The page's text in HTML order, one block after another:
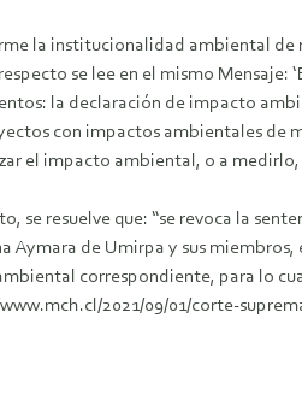
la institucionalidad ambiental de
se lee en el mismo
la declaración de impacto
con impactos ambientales de
el impacto ambiental, o a medirlo,
se resuelve que: “se revoca la
Aymara de Umirpa y sus
correspondiente, para lo
2021/09/01/corte-